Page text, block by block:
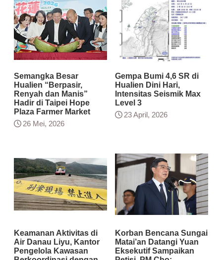
Semangka Besar
Hualien “Berpasir,
Renyah dan Manis”
Hadir di Taipei Hope
Plaza Farmer Market
26 Mei, 2026
Gempa Bumi 4,6 SR di
Hualien Dini Hari,
Intensitas Seismik Max
Level 3
23 April, 2026
Keamanan Aktivitas di
Air Danau Liyu, Kantor
Pengelola Kawasan
Korban Bencana Sungai
Matai’an Datangi Yuan
Eksekutif Sampaikan